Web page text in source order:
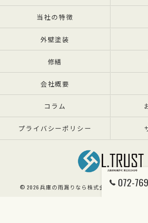
072-
当社の特徴
外壁塗装
修繕
会社概要
コラム
プライバシーポリシー
© 2026 兵庫の雨漏りなら株式会社エルトラスト